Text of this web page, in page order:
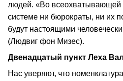
людей. «Во всеохватывающей
системе ни бюрократы, ни их
будут настоящими
(Людвиг фон Мизес).
Двенадцатый пункт Леха
Нас уверяют, что